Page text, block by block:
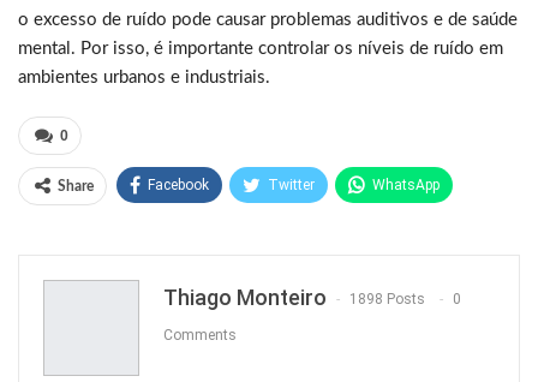
o excesso de ruído pode causar problemas auditivos e de saúde
mental. Por isso, é importante controlar os níveis de ruído em
ambientes urbanos e industriais.
0
Share Facebook Twitter WhatsApp
Thiago Monteiro 1898 Posts 0
Comments